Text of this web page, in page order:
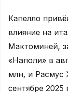
Капелло
влияние на
Мактоминей,
«Наполи» в
млн, и Расмус
сентябре